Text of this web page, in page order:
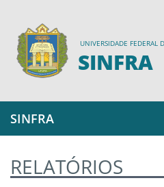
UNIVERSIDADE FEDERAL
SINFRA
SINFRA
RELATÓRIOS